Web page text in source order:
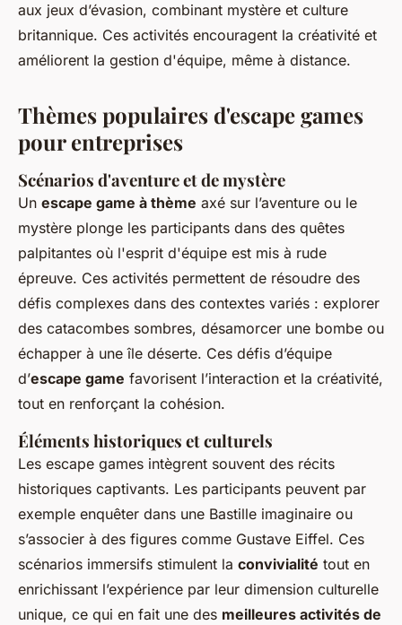
aux jeux d’évasion, combinant mystère et culture
britannique. Ces activités encouragent la créativité et
améliorent la gestion d'équipe, même à distance.
Thèmes populaires d'escape games
pour entreprises
Scénarios d'aventure et de mystère
Un escape game à thème axé sur l’aventure ou le
mystère plonge les participants dans des quêtes
palpitantes où l'esprit d'équipe est mis à rude
épreuve. Ces activités permettent de résoudre des
défis complexes dans des contextes variés : explorer
des catacombes sombres, désamorcer une bombe ou
échapper à une île déserte. Ces défis d’équipe
d’escape game favorisent l’interaction et la créativité,
tout en renforçant la cohésion.
Éléments historiques et culturels
Les escape games intègrent souvent des récits
historiques captivants. Les participants peuvent par
exemple enquêter dans une Bastille imaginaire ou
s’associer à des figures comme Gustave Eiffel. Ces
scénarios immersifs stimulent la convivialité tout en
enrichissant l’expérience par leur dimension culturelle
unique, ce qui en fait une des meilleures activités de